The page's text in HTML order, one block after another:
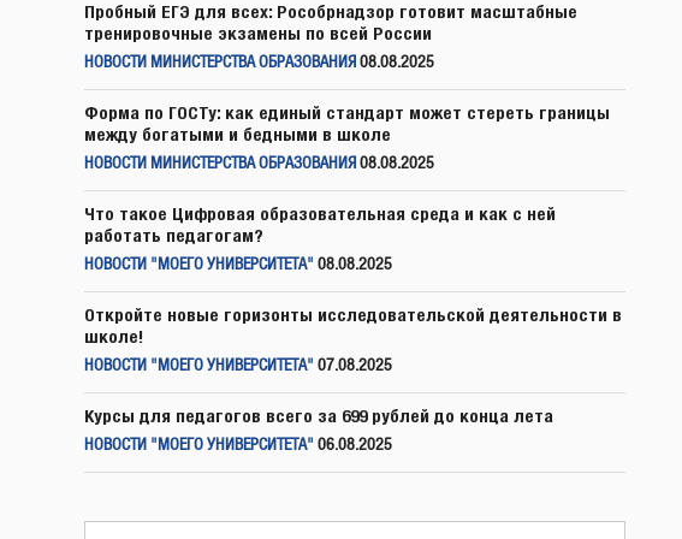
Пробный ЕГЭ для всех: Рособрнадзор готовит масштабные
тренировочные экзамены по всей России
НОВОСТИ МИНИСТЕРСТВА ОБРАЗОВАНИЯ 08.08.2025
Форма по ГОСТу: как единый стандарт может стереть границы
между богатыми и бедными в школе
НОВОСТИ МИНИСТЕРСТВА ОБРАЗОВАНИЯ 08.08.2025
Что такое Цифровая образовательная среда и как с ней
работать педагогам?
НОВОСТИ "МОЕГО УНИВЕРСИТЕТА" 08.08.2025
Откройте новые горизонты исследовательской деятельности в
школе!
НОВОСТИ "МОЕГО УНИВЕРСИТЕТА" 07.08.2025
Курсы для педагогов всего за 699 рублей до конца лета
НОВОСТИ "МОЕГО УНИВЕРСИТЕТА" 06.08.2025